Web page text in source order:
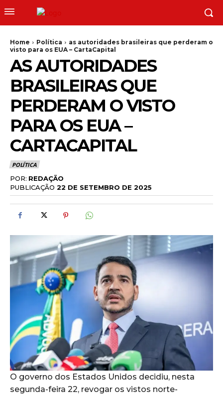
Home Política
as autoridades brasileiras que perderam o
visto para os EUA – CartaCapital
AS AUTORIDADES
BRASILEIRAS QUE
PERDERAM O VISTO
PARA OS EUA –
CARTACAPITAL
POLÍTICA
POR: REDAÇÃO
PUBLICAÇÃO 22 DE SETEMBRO DE 2025
O governo dos Estados Unidos decidiu, nesta
segunda-feira 22, revogar os vistos norte-